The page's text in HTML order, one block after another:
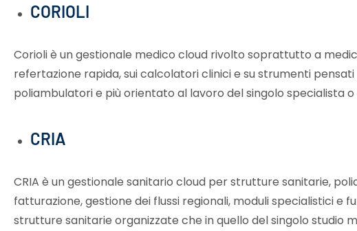
CORIOLI
Corioli è un gestionale medico cloud rivolto soprattutto a
refertazione rapida, sui calcolatori clinici e su strumenti
poliambulatori e più orientato al lavoro del singolo specialista
CRIA
CRIA è un gestionale sanitario cloud per strutture sanitarie,
fatturazione, gestione dei flussi regionali, moduli specialistici e
strutture sanitarie organizzate che in quello del singolo studio